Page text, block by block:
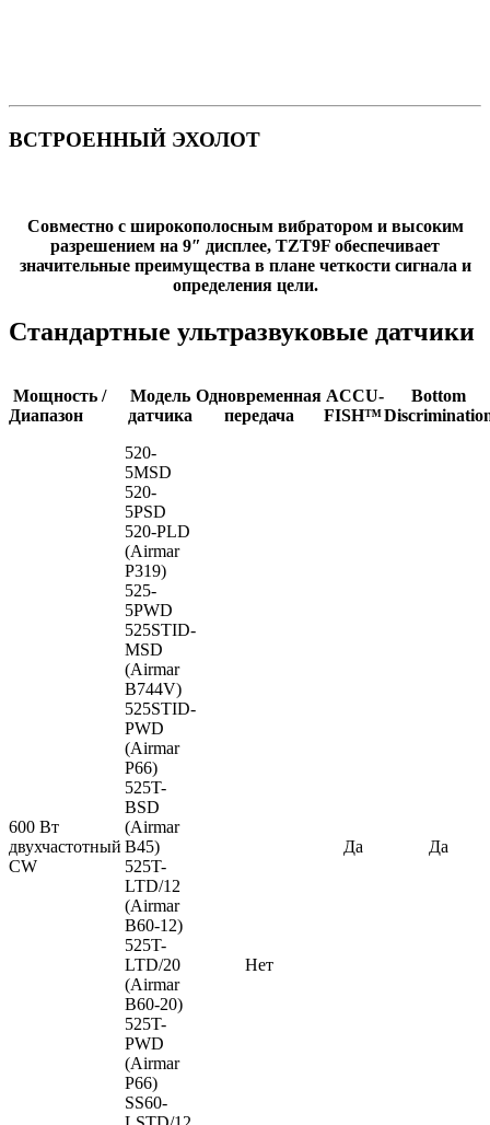
ВСТРОЕННЫЙ ЭХОЛОТ
Cовместно с широкополосным вибратором и высоким
разрешением на 9″ дисплее, TZT9F обеспечивает
значительные преимущества в плане четкости сигнала и
определения цели.
Стандартные ультразвуковые датчики
Мощность /
Диапазон
Модель
датчика
Одновременная
передача
ACCU-
FISH™
Bottom
600 Вт
двухчастотный
CW
520-
5MSD
Нет
Да Да
520-
5PSD
520-PLD
(Airmar
P319)
525-
5PWD
525STID-
MSD
(Airmar
B744V)
525STID-
PWD
(Airmar
P66)
525T-
BSD
(Airmar
B45)
525T-
LTD/12
(Airmar
B60-12)
525T-
LTD/20
(Airmar
B60-20)
525T-
PWD
(Airmar
P66)
SS60-